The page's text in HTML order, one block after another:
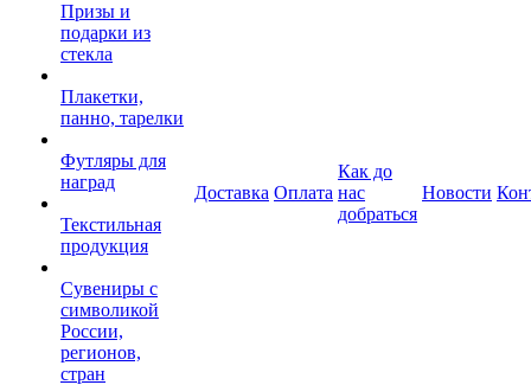
Призы и
подарки из
стекла
Плакетки,
панно, тарелки
Футляры для
наград
Текстильная
продукция
Сувениры с
символикой
России,
регионов,
стран
Доставка Оплата
Как до
нас
добраться
Новости